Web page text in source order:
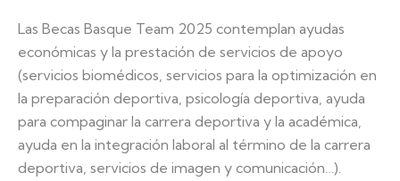
Las Becas Basque Team 2025 contemplan ayudas
económicas y la prestación de servicios de apoyo
(servicios biomédicos, servicios para la optimización en
la preparación deportiva, psicología deportiva, ayuda
para compaginar la carrera deportiva y la académica,
ayuda en la integración laboral al término de la carrera
deportiva, servicios de imagen y comunicación…).